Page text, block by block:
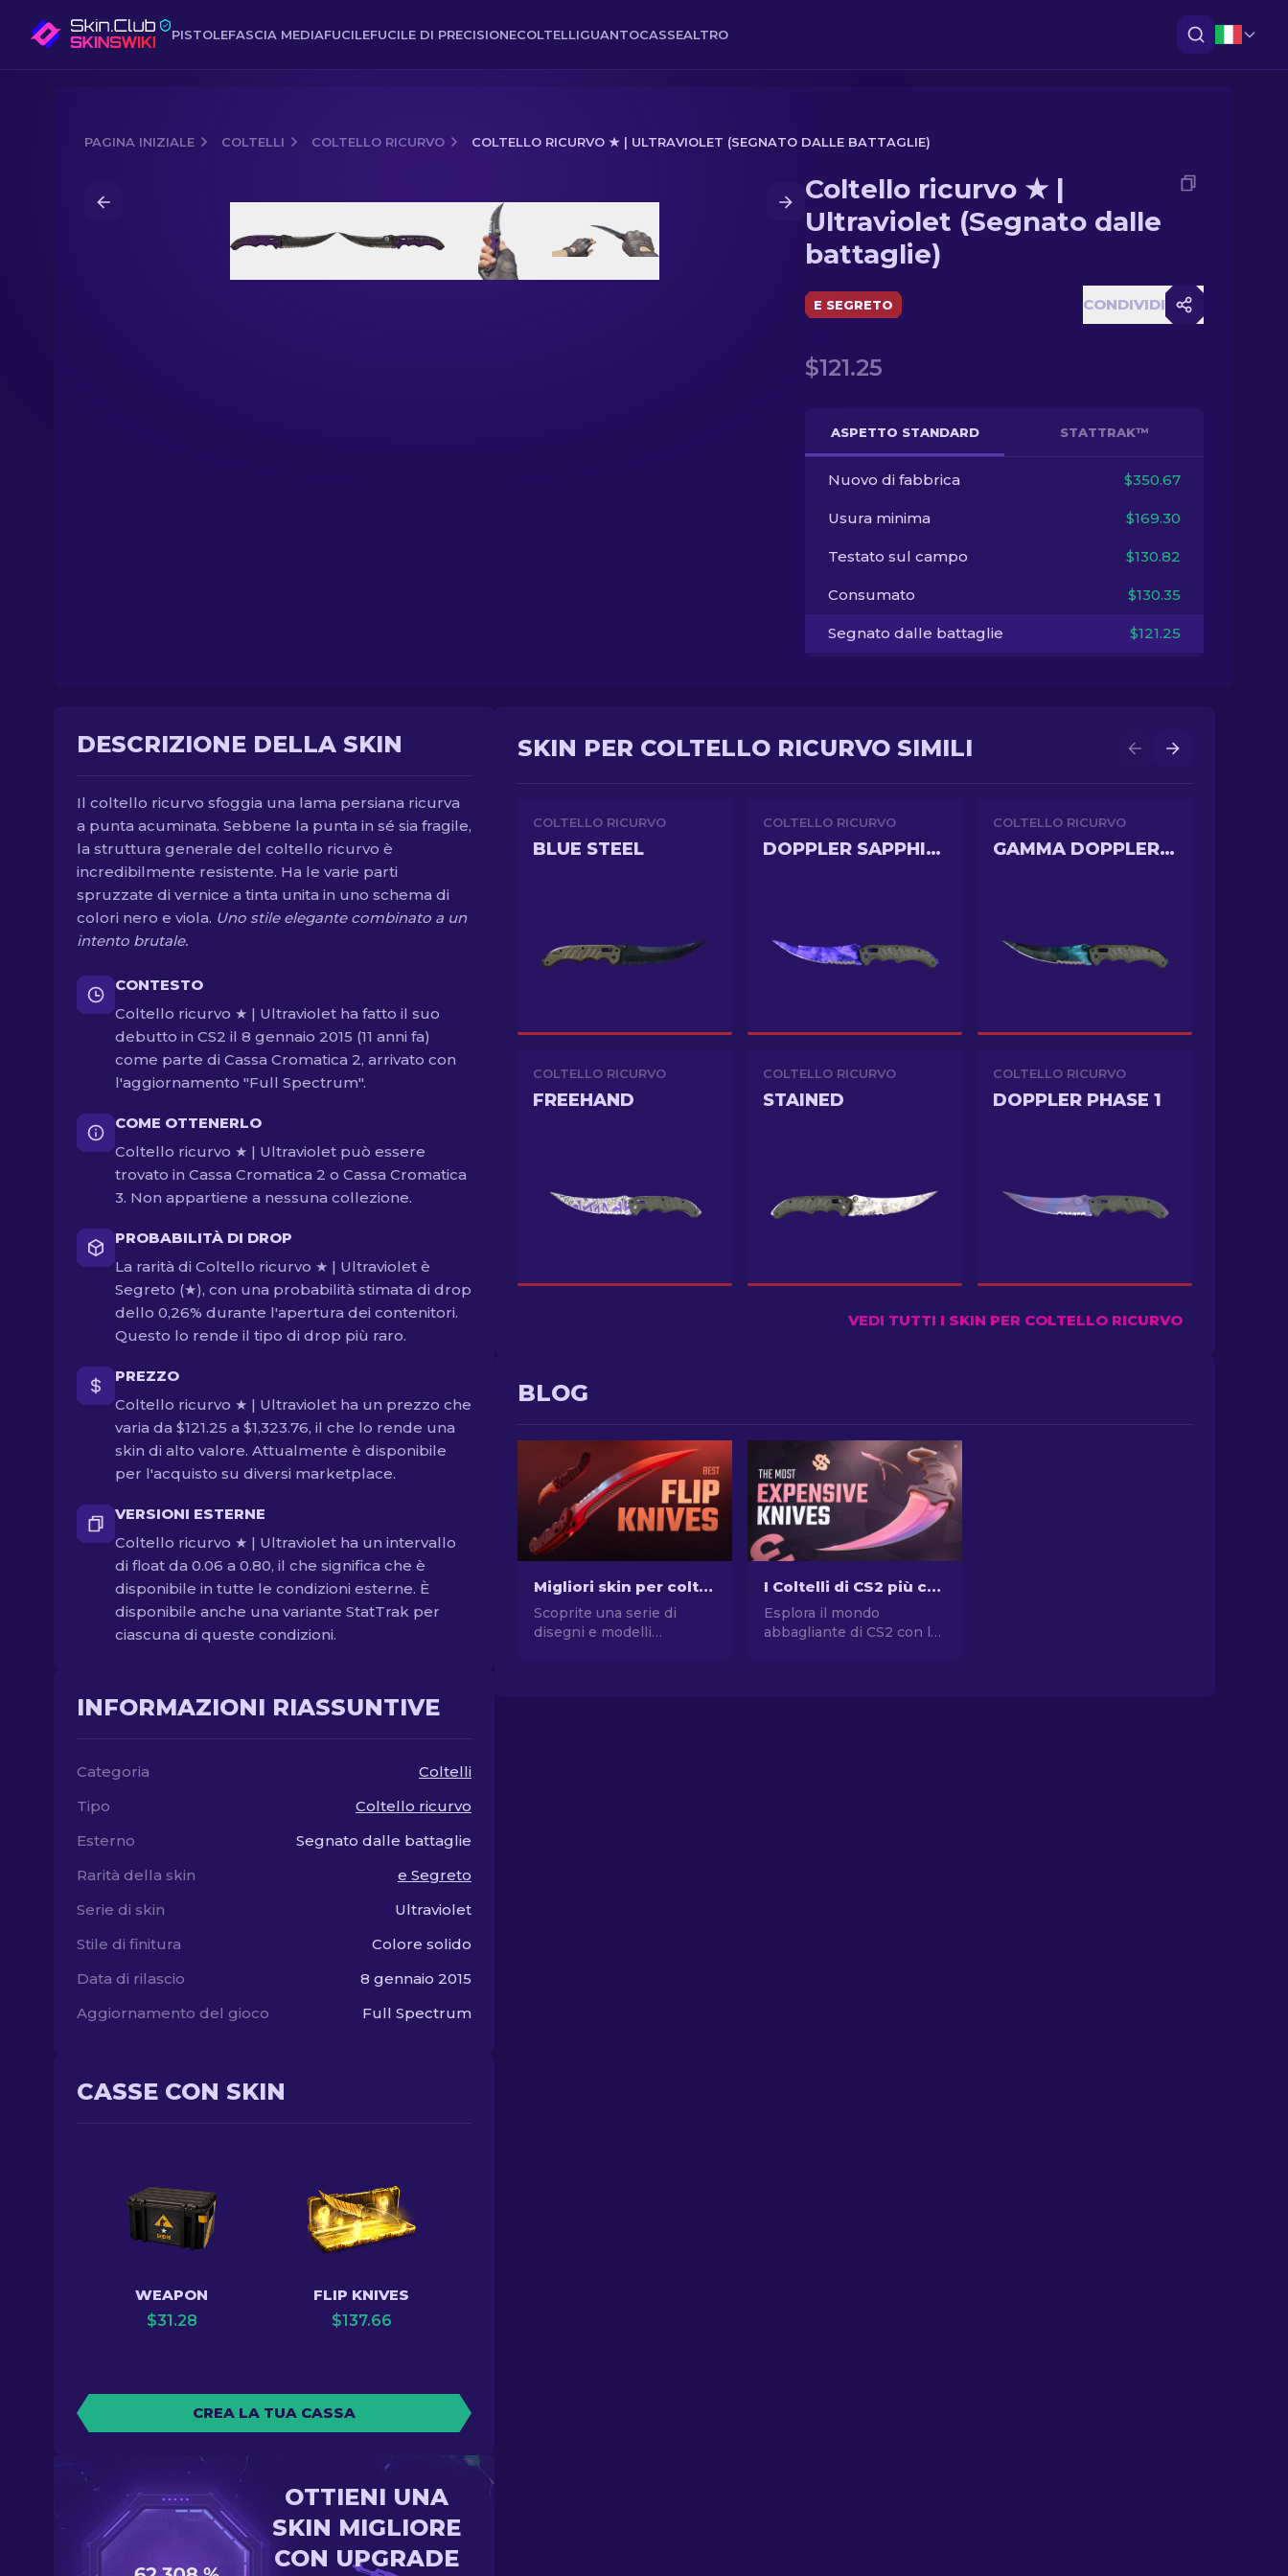
PISTOLEFASCIA MEDIAFUCILEFUCILE DI PRECISIONECOLTELLIGUANTOCASSEALTRO
PAGINA INIZIALE COLTELLI COLTELLO RICURVO COLTELLO RICURVO ★ | ULTRAVIOLET (SEGNATO DALLE BATTAGLIE)
Coltello ricurvo ★ | Ultraviolet (Segnato dalle battaglie)
Coltello ricurvo ★ |
Ultraviolet (Segnato dalle
battaglie)
E SEGRETO CONDIVIDI
$121.25
ASPETTO STANDARD STATTRAK™
Nuovo di fabbrica $350.67
Usura minima $169.30
Testato sul campo $130.82
Consumato $130.35
Segnato dalle battaglie $121.25
DESCRIZIONE DELLA SKIN
Il coltello ricurvo sfoggia una lama persiana ricurva
a punta acuminata. Sebbene la punta in sé sia fragile,
la struttura generale del coltello ricurvo è
incredibilmente resistente. Ha le varie parti
spruzzate di vernice a tinta unita in uno schema di
colori nero e viola. Uno stile elegante combinato a un
intento brutale.
CONTESTO
Coltello ricurvo ★ | Ultraviolet ha fatto il suo
debutto in CS2 il 8 gennaio 2015 (11 anni fa)
come parte di Cassa Cromatica 2, arrivato con
l'aggiornamento "Full Spectrum".
COME OTTENERLO
Coltello ricurvo ★ | Ultraviolet può essere
trovato in Cassa Cromatica 2 o Cassa Cromatica
3. Non appartiene a nessuna collezione.
PROBABILITÀ DI DROP
La rarità di Coltello ricurvo ★ | Ultraviolet è
Segreto (★), con una probabilità stimata di drop
dello 0,26% durante l'apertura dei contenitori.
Questo lo rende il tipo di drop più raro.
PREZZO
Coltello ricurvo ★ | Ultraviolet ha un prezzo che
varia da $121.25 a $1,323.76, il che lo rende una
skin di alto valore. Attualmente è disponibile
per l'acquisto su diversi marketplace.
VERSIONI ESTERNE
Coltello ricurvo ★ | Ultraviolet ha un intervallo
di float da 0.06 a 0.80, il che significa che è
disponibile in tutte le condizioni esterne. È
disponibile anche una variante StatTrak per
ciascuna di queste condizioni.
INFORMAZIONI RIASSUNTIVE
Categoria
Coltelli
Tipo
Coltello ricurvo
Esterno
Segnato dalle battaglie
Rarità della skin
e Segreto
Serie di skin
Ultraviolet
Stile di finitura
Colore solido
Data di rilascio
8 gennaio 2015
Aggiornamento del gioco
Full Spectrum
CASSE CON SKIN
WEAPON
$31.28
FLIP KNIVES
$137.66
CREA LA TUA CASSA
OTTIENI UNA
SKIN MIGLIORE
CON UPGRADE
SKIN PER COLTELLO RICURVO SIMILI
COLTELLO RICURVO
BLUE STEEL
COLTELLO RICURVO
DOPPLER SAPPHIRE
COLTELLO RICURVO
GAMMA DOPPLER PHASE 3
COLTELLO RICURVO
FREEHAND
COLTELLO RICURVO
STAINED
COLTELLO RICURVO
DOPPLER PHASE 1
VEDI TUTTI I SKIN PER COLTELLO RICURVO
BLOG
Migliori skin per coltelli "Flip" CS2 [2026]
Scoprite una serie di
disegni e modelli
I Coltelli di CS2 più costosi [2026]
Esplora il mondo
abbagliante di CS2 con la